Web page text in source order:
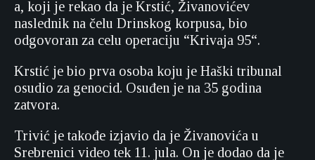
a, koji je rekao da je Krstić, Živanovićev
naslednik na čelu Drinskog korpusa, bio
odgovoran za celu operaciju “Krivaja 95“.
Krstić je bio prva osoba koju je Haški tribunal
osudio za genocid. Osuđen je na 35 godina
zatvora.
Trivić je takođe izjavio da je Živanovića u
Srebrenici video tek 11. jula. On je dodao da je